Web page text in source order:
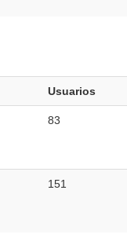
Usuarios
83
151